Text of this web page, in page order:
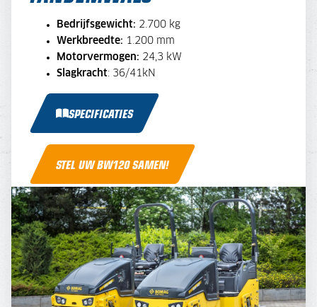
Bedrijfsgewicht: 2.700 kg
Werkbreedte: 1.200 mm
Motorvermogen: 24,3 kW
Slagkracht: 36/41kN
SPECIFICATIES
STEL UW BW120 SAMEN!